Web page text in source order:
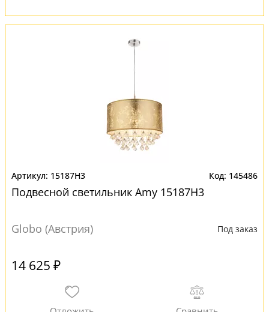
15187H3 145486
Подвесной светильник Amy 15187H3
Globo (Австрия) Под заказ
14 625 ₽